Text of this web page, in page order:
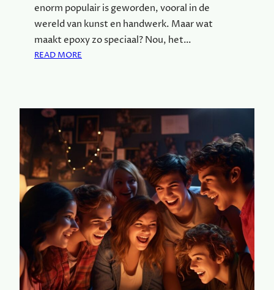
R
S
enorm populair is geworden, vooral in de
wereld van kunst en handwerk. Maar wat
maakt epoxy zo speciaal? Nou, het…
READ MORE
H
R
M
A
N
E
P
O
X
Y
: